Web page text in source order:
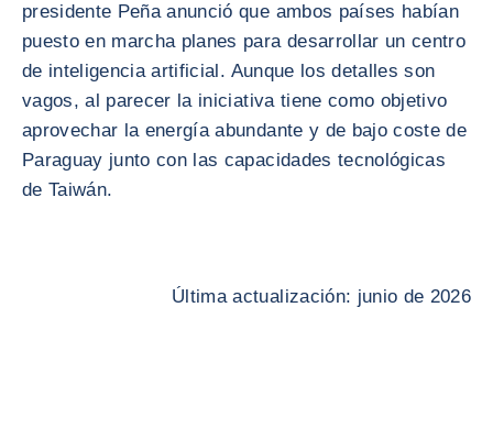
presidente Peña anunció que ambos países habían
puesto en marcha planes para desarrollar un centro
de inteligencia artificial. Aunque los detalles son
vagos, al parecer la iniciativa tiene como objetivo
aprovechar la energía abundante y de bajo coste de
Paraguay junto con las capacidades tecnológicas
de Taiwán.
Última actualización: junio de 2026